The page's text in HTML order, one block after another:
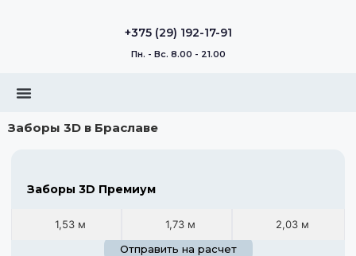
+375 (29) 192-17-91
Пн. - Вс. 8.00 - 21.00
Заборы 3D в Браславе
Заборы 3D Премиум
1,53 м 1,73 м
2,03 м
Отправить на расчет